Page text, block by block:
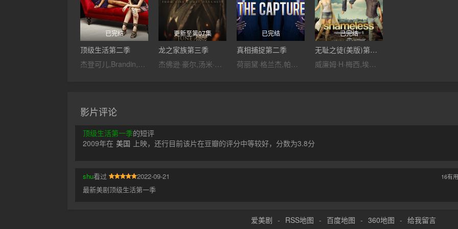
已完结
顶级生活第二季
杰登可儿,Brandin,Rackley,Daniel,Messier,雷丽·斯蒂尔,Steve,Ross,Danny,Crawford,卡凡·瑞斯,洁丝汀·娇丽,凯登·克劳丝,Geoff,Stirling,Jr.,Marcio,Catalano,丹妮
更新至第07集
龙之家族第三季
杰佛逊·豪尔,汤米·弗拉纳根,水野索诺娅,法比安·弗兰克尔,奥利维亚·库克,汤姆·格林-卡尼,马特·史密斯,盖尔·兰金,弗莱迪·福克斯,贝塔尼·安东尼亚,丹·福勒,伊万·米切尔,史蒂夫·图森特,詹姆斯·诺顿,瑞斯·伊凡斯,马修·尼达姆,库尔特·埃贾万,丹尼尔·法瑟斯,阿布巴卡尔·萨利姆,保罗·肯尼迪,汤姆·班尼特,艾玛·达西,菲比·坎贝尔,菲娅·萨班,哈利·科利特,基兰·比尤,克林顿·利伯蒂,阿比
已完结
真相捕捉第二季
荷丽黛·格兰杰,帕帕·厄希度,因迪拉·瓦玛,朗·普尔曼,本·迈尔斯,莉娅·威廉姆斯,卡文·克勒金,金妮·霍尔德,奈杰尔·林赛,安迪·尼曼,夏莉·墨菲,George Taylor,杨罗布,Joseph Arkley
已完结
无耻之徒(美版)第八季
威廉姆·H·梅西,埃米·罗森,杰瑞米·艾伦·怀特,伊森·卡特科斯基,珊诺拉·汉普顿,史蒂夫·豪威,艾玛·肯尼,卡梅隆·莫纳汉,伊西多拉·格瑞新特,斯科特·迈克尔·坎贝尔,艾丽莎·科波拉,艾略特·弗莱彻,露比·莫迪恩,扎克·珀尔曼,阿兰·罗森伯格,杰西卡·斯佐尔,帕芮·马费尔德,丽维·陈
影片评论
顶级生活第一季的短评
2009年在 美国 上映，还行目前该片在豆瓣的评分中等较好，分数为3.8分
16有用
shu看过
2022-09-21
最新美剧顶级生活第一季
爱美剧 - RSS地图 - 百度地图 - 360地图 - 给我留言